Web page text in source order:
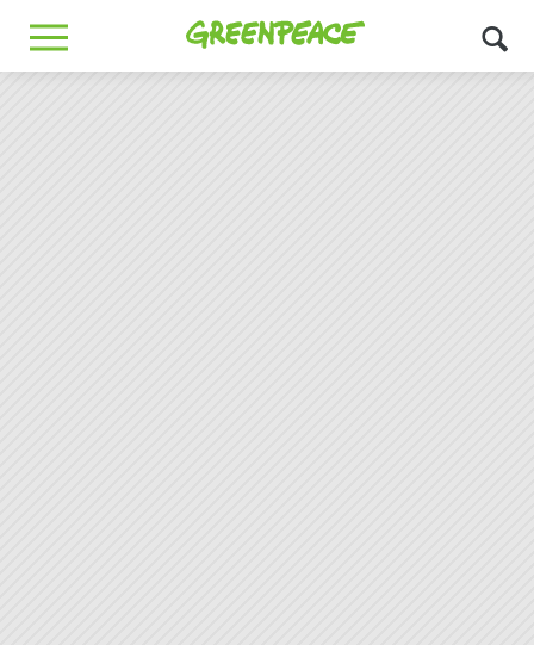
Greenpeace
MENU